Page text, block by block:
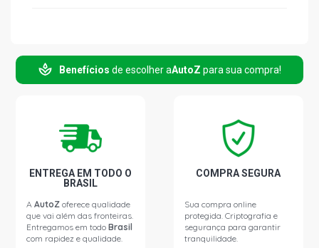
Benefícios de escolher aAutoZ para sua compra!
ENTREGA EM TODO O
BRASIL
AAutoZ oferece qualidade
que vai além das fronteiras.
Entregamos em todoBrasil
com rapidez e qualidade.
COMPRA SEGURA
Sua compra online
protegida. Criptografia e
segurança para garantir
tranquilidade.